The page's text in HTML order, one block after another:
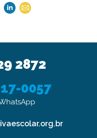
2872
0057